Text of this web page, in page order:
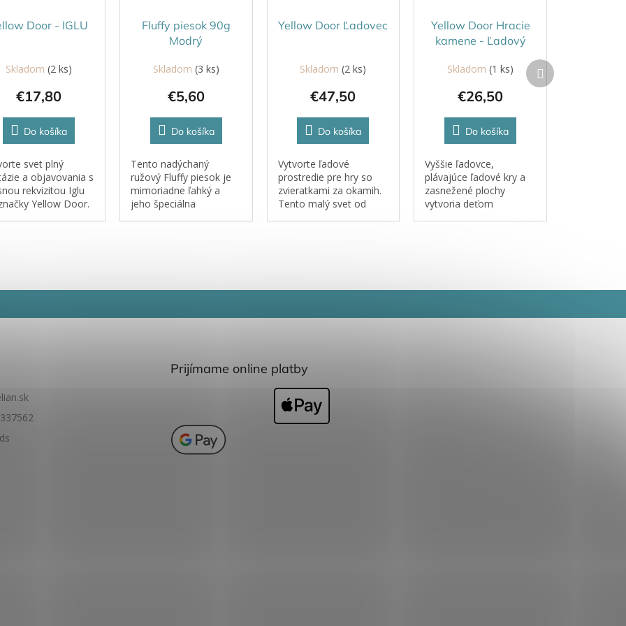
Door - IGLU
Skladom (2 ks)
€17,80
Do košíka
svet plný
a objavovania s
rekvizitou Iglu
Yellow Door.
Fluffy piesok 90g
Modrý
Skladom (3 ks)
€5,60
Do košíka
Tento nadýchaný
ružový Fluffy piesok je
mimoriadne ľahký a
jeho špeciálna
Yellow Door Ľadovec
Skladom(2 ks)
€47,50
Do košíka
Vytvorte ľadové
prostredie pre hry so
zvieratkami za okamih.
Tento malý svet od
Yellow Door Hracie
kamene - Ľadový
Skladom(1 ks)
€26,50
Do košíka
Vyššie ľadovce,
plávajúce ľadové kry a
zasnežené plochy
vytvoria deťom
Ďalší
produkt
Prijímame online platby